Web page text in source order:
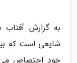
به گزارش آفتاب
شایعی است که
خود اختصاص می